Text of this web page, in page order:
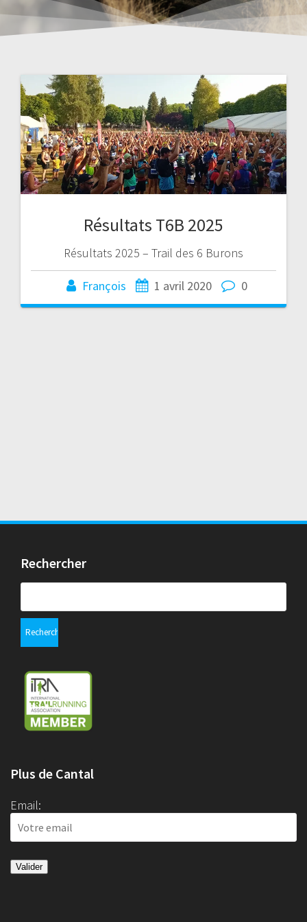
Résultats T6B 2025
Résultats 2025 – Trail des 6 Burons
François 1 avril 2020 0
Rechercher
Plus de Cantal
Email: